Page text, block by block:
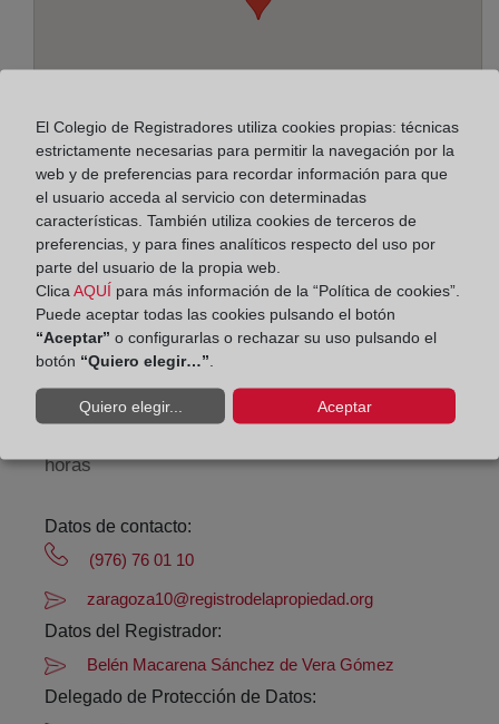
Dirección:
Plaza de Mariano Arregui, 8 - 4º drcha., 50005
Horario:
Agosto: De lunes a viernes de 09:00 a 14:00 horas
horas
Datos de contacto:
(976) 76 01 10
zaragoza10@registrodelapropiedad.org
Datos del Registrador:
Belén Macarena Sánchez de Vera Gómez
Delegado de Protección de Datos:
El Colegio de Registradores utiliza cookies propias: técnicas
estrictamente necesarias para permitir la navegación por la
web y de preferencias para recordar información para que
el usuario acceda al servicio con determinadas
características. También utiliza cookies de terceros de
preferencias, y para fines analíticos respecto del uso por
parte del usuario de la propia web.
Clica AQUÍ para más información de la “Política de cookies”.
Puede aceptar todas las cookies pulsando el botón
“Aceptar” o configurarlas o rechazar su uso pulsando el
botón “Quiero elegir…”
Quiero elegir... Aceptar